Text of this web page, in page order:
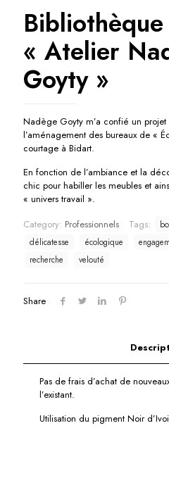
« Atelier
Goyty »
Nadège Goyty m’a confié un
l’aménagement des bureaux de «
courtage à Bidart.
En fonction de l’ambiance et la
chic pour habiller les meubles et
« univers travail ».
Category: Professionnels Tags:
délicatesse
écologique
recherche
velouté
Share
Pas de frais d’achat de
l’existant.
Utilisation du pigment Noir